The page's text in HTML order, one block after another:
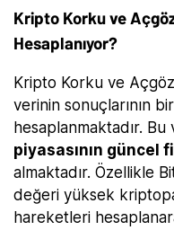
Kripto Korku ve
Hesaplanıyor?
Kripto Korku ve
verinin sonuçlarının
hesaplanmaktadır. Bu
piyasasının güncel
almaktadır. Özellikle
değeri yüksek
hareketleri